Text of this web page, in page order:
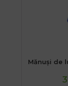
Mănuși de